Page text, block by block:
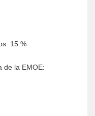
15 %
de la EMOE: